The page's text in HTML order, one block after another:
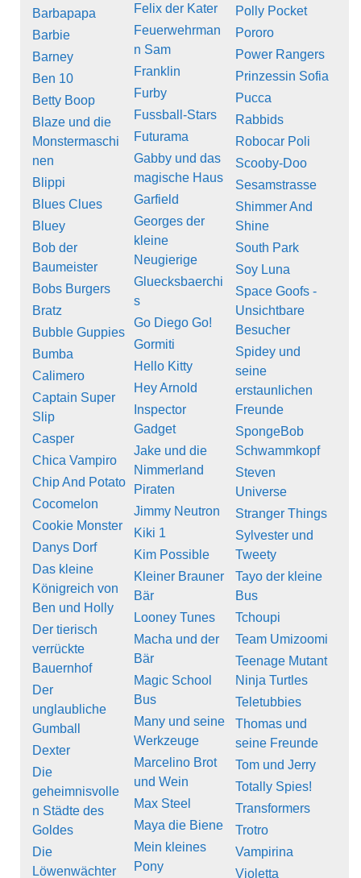
Barbapapa
Barbie
Barney
Ben 10
Betty Boop
Blaze und die
Monstermaschi
nen
Blippi
Blues Clues
Bluey
Bob der
Baumeister
Bobs Burgers
Bratz
Bubble Guppies
Bumba
Calimero
Captain Super
Slip
Casper
Chica Vampiro
Chip And Potato
Cocomelon
Cookie Monster
Danys Dorf
Das kleine
Königreich von
Ben und Holly
Der tierisch
verrückte
Bauernhof
Der
unglaubliche
Gumball
Dexter
Die
geheimnisvolle
n Städte des
Goldes
Die
Löwenwächter
Felix der Kater
Feuerwehrman
n Sam
Franklin
Furby
Fussball-Stars
Futurama
Gabby und das
magische Haus
Garfield
Georges der
kleine
Neugierige
Gluecksbaerchi
s
Go Diego Go!
Gormiti
Hello Kitty
Hey Arnold
Inspector
Gadget
Jake und die
Nimmerland
Piraten
Jimmy Neutron
Kiki 1
Kim Possible
Kleiner Brauner
Bär
Looney Tunes
Macha und der
Bär
Magic School
Bus
Many und seine
Werkzeuge
Marcelino Brot
und Wein
Max Steel
Maya die Biene
Mein kleines
Pony
Polly Pocket
Pororo
Power Rangers
Prinzessin Sofia
Pucca
Rabbids
Robocar Poli
Scooby-Doo
Sesamstrasse
Shimmer And
Shine
South Park
Soy Luna
Space Goofs -
Unsichtbare
Besucher
Spidey und
seine
erstaunlichen
Freunde
SpongeBob
Schwammkopf
Steven
Universe
Stranger Things
Sylvester und
Tweety
Tayo der kleine
Bus
Tchoupi
Team Umizoomi
Teenage Mutant
Ninja Turtles
Teletubbies
Thomas und
seine Freunde
Tom und Jerry
Totally Spies!
Transformers
Trotro
Vampirina
Violetta